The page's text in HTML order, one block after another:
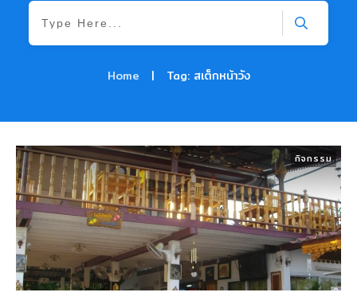
Home | Tag: สเต็กหน้าวัง
กิจกรรม